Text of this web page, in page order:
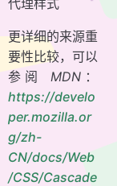
更详细的来源重
要性比较，可以
参阅 MDN：
https://develo
per.mozilla.or
g/zh-
CN/docs/Web
/CSS/Cascade